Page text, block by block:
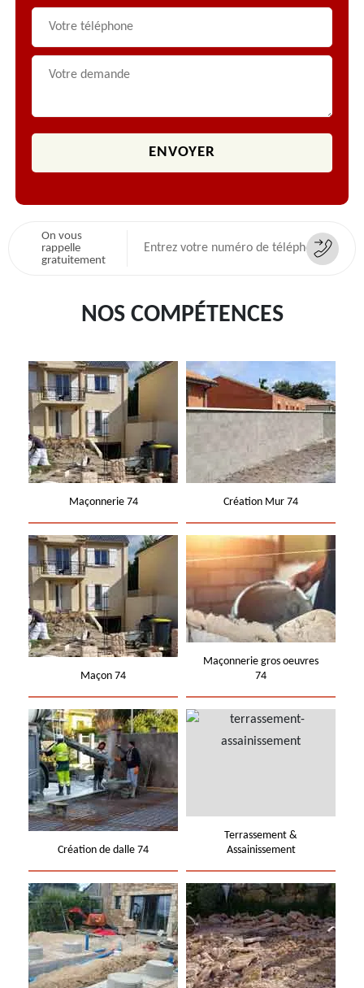
On vous
rappelle
gratuitement
NOS COMPÉTENCES
Maçonnerie 74 Création Mur 74
Maçon 74
Maçonnerie gros oeuvres
74
Création de dalle 74
Terrassement &
Assainissement